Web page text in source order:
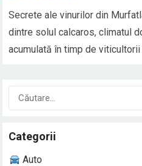
Secrete ale vinurilor din
dintre solul calcaros, climatul
acumulată în timp de
de etichetele populare se
decizii care influențează
Caută
după:
Categorii
Auto